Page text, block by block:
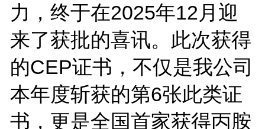
力，终于在2025年12月迎
来了获批的喜讯。此次获得
的CEP证书，不仅是我公司
本年度斩获的第6张此类证
书，更是全国首家获得丙胺